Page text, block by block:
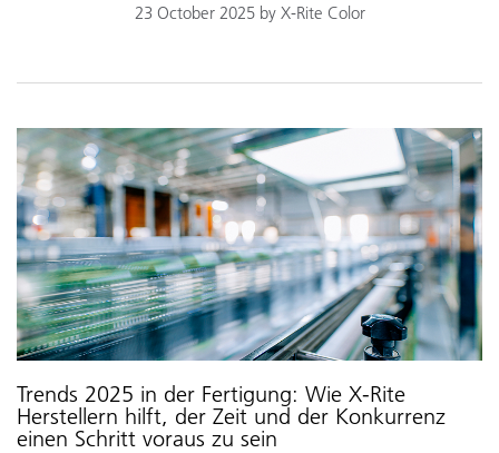
23 October 2025 by X-Rite Color
Trends 2025 in der Fertigung: Wie X-Rite
Herstellern hilft, der Zeit und der Konkurrenz
einen Schritt voraus zu sein